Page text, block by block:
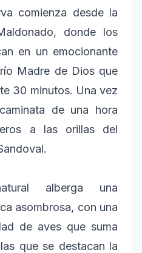
comienza desde la
donde los
en un emocionante
Madre de Dios que
30 minutos. Una vez
de una hora
a las orillas del
alberga una
asombrosa, con una
de aves que suma
que se destacan la